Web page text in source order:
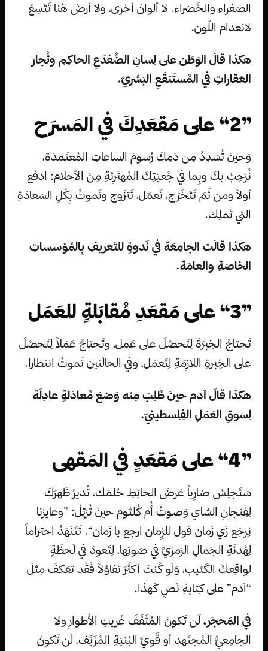
الصَفراء والخَضراء. لا ألوانَ أخرى، ولا أرضَ هُنا تَتَسِعُ
لانعدام اللّون.
هكذا قالَ الوَطَن على لِسانِ الضُفدَعِ الحاكِمِ وتُجار
العَقاراتِ في المُستَنقَعِ البَشريّ.
”2“ على مَقعَدِكَ في المَسرَح
وَحينَ تُسَدِدُ مِن دَمِكَ رُسومَ الساعاتِ المُعتَمدَة،
نُرَحِبُ بكَ وبِما في جُعبَتِكَ المُهتَرِئةِ مِنَ الأحلام: ادفع
أولاً ومن ثَمَ تَتَخَرَج، تَعمَل، تَتزَوج وتَموتُ بِكُلِ السَعادَةِ
التي تَملِك.
هكذا قالَت الجامِعَة في نَدوةٍ للتَعريفِ بِالمُؤسساتِ
الخاصَةِ والعامَة.
”3“ على مَقعَدِ مُقابَلةٍ للعَمَل
تَحتاجُ الخِبرَةَ لِتَحصُلَ على عَمل، وتَحتاجُ عَمَلاً لِتَحصُلَ
على الخِبرةِ اللازِمَةِ لِتَعمَل، وفي الحالَتين تَموتُ انتظارا.
هكذا قالَ آدم حينَ طُلِبَ مِنه وَضعَ مُعادَلةٍ عادِلَة
لِسوقِ العَمَلِ الفِلِسطينيّ.
”4“ على مَقعَدٍ في المَقهى
سَتَجلِسُ ضارِباً عَرضَ الحائِطِ حُلمَك، تُديرُ ظَهرَكَ
لِفِنجانِ الشاي وَصوتُ أُم كُلثوم حينَ تُرَتِلُ: ”وعايزنا
نِرجَع زَي زَمان قول للزِمان ارجع يا زَمان“. تَتَنَهَدُ احتراماً
لِهُدنَةِ الجَمالِ الرَمزيِّ في صَوتِها، لِتَعودَ في لَحظَةٍ
لواقِعكَ الكَئيب، وَلَو كُنتَ أكثَرَ تفاؤلاً فَقَد تعَكفَ مِثلَ
“آدم” على كِتابةِ نَصٍ كَهذا.
في المَحجَر، لَن تَكونَ المُثَقَفَ غَريبَ الأطوارِ ولا
الجامِعيُّ المُجتَهد أو قَويَّ البُنيَةِ المُزَيَّف، لَن تَكونَ